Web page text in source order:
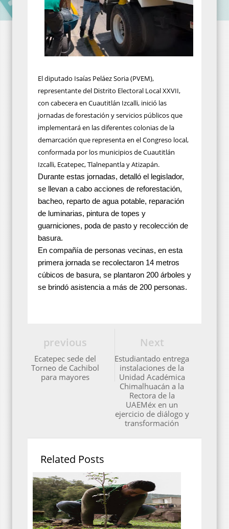
El diputado Isaías Peláez Soria (PVEM),
representante del Distrito Electoral Local XXVII,
con cabecera en Cuautitlán Izcalli, inició las
jornadas de forestación y servicios públicos que
implementará en las diferentes colonias de la
demarcación que representa en el Congreso local,
conformada por los municipios de Cuautitlán
Izcalli, Ecatepec, Tlalnepantla y Atizapán.
Durante estas jornadas, detalló el legislador,
se llevan a cabo acciones de reforestación,
bacheo, reparto de agua potable, reparación
de luminarias, pintura de topes y
guarniciones, poda de pasto y recolección de
basura.
En compañía de personas vecinas, en esta
primera jornada se recolectaron 14 metros
cúbicos de basura, se plantaron 200 árboles y
se brindó asistencia a más de 200 personas.
Next
Estudiantado entrega
instalaciones de la
Unidad Académica
Chimalhuacán a la
Rectora de la
UAEMéx en un
ejercicio de diálogo y
transformación
previous
Ecatepec sede del
Torneo de Cachibol
para mayores
Related Posts